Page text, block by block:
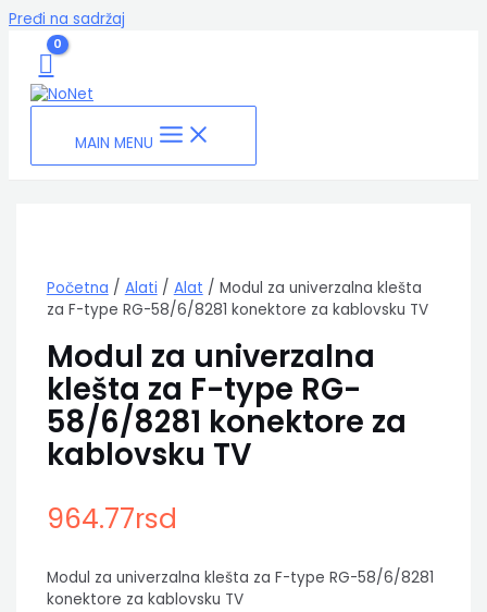
Pređi na sadržaj
MAIN MENU
Početna / Alati / Alat / Modul za univerzalna klešta
za F-type RG-58/6/8281 konektore za kablovsku TV
Modul za univerzalna
klešta za F-type RG-
58/6/8281 konektore za
kablovsku TV
964.77rsd
Modul za univerzalna klešta za F-type RG-58/6/8281
konektore za kablovsku TV